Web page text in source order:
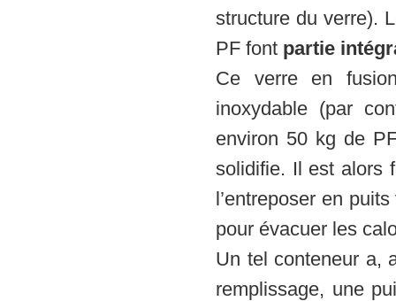
structure du verre).
PF font partie
Ce verre en
inoxydable (par
environ 50 kg de
solidifie. Il est alors
l’entreposer en
pour évacuer les
Un tel conteneur a,
remplissage, une